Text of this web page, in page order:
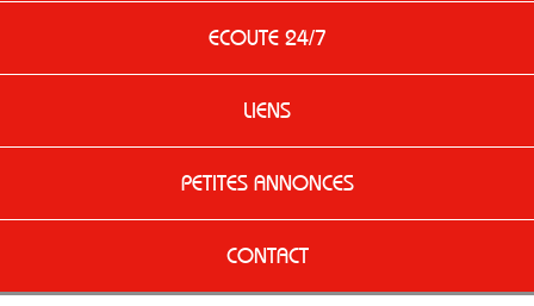
ECOUTE 24/7
LIENS
PETITES ANNONCES
CONTACT